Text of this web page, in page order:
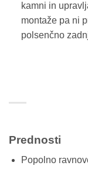
kamni in
montaže pa ni
polsenčno
Prednosti
Popolno